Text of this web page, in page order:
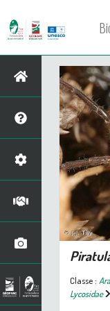
Classe :
Lycosidae